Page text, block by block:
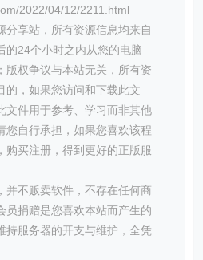
2022/04/12/2211.html
分享站，所有资源信息均来自
的24个小时之内从您的电脑
版权争议与本站无关，所有资
的，如果您访问和下载此文
文件用于参考、学习而非其他
您自行承担，如果您喜欢该程
购买注册，得到更好的正版服
并不贩卖软件，不存在任何商
员捐赠是您喜欢本站而产生的
持服务器的开支与维护，全凭